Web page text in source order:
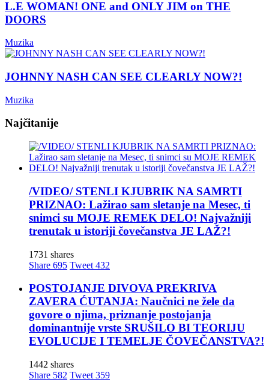
L.E WOMAN! ONE and ONLY JIM on THE
DOORS
Muzika
JOHNNY NASH CAN SEE CLEARLY NOW?!
Muzika
Najčitanije
/VIDEO/ STENLI KJUBRIK NA SAMRTI
PRIZNAO: Lažirao sam sletanje na Mesec, ti
snimci su MOJE REMEK DELO! Najvažniji
trenutak u istoriji čovečanstva JE LAŽ?!
1731 shares
Share 695 Tweet 432
POSTOJANJE DIVOVA PREKRIVA
ZAVERA ĆUTANJA: Naučnici ne žele da
govore o njima, priznanje postojanja
dominantnije vrste SRUŠILO BI TEORIJU
EVOLUCIJE I TEMELJE ČOVEČANSTVA?!
1442 shares
Share 582 Tweet 359